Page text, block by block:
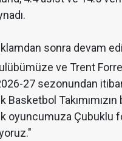
sonra devam
ve Trent
27 sezonundan
Takımımızın
oyuncumuza Çubuklu